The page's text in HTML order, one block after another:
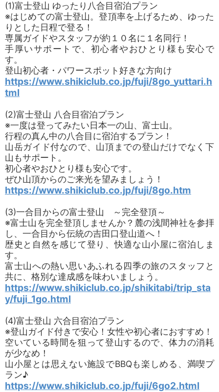
(1)富士登山 ゆったり八合目宿泊プラン
※はじめての富士登山。登頂率を上げるため、ゆった
りとした日程で登る！
専属ガイドやスタッフが約１０名に１名同行！
手厚いサポートで、初心者やおひとり様も安心で
す。
登山初心者・パワースポット好きな方向け
https://www.shikiclub.co.jp/fuji/8go_yuttari.h
tml
(2)富士登山 八合目宿泊プラン
※一度は登ってみたい日本一の山、富士山。
行程の真ん中の八合目に宿泊するプラン！
山岳ガイド付なので、山頂までの登山だけでなく下
山もサポート。
初心者やおひとり様も安心です。
ぜひ山頂からのご来光を望みましょう！
https://www.shikiclub.co.jp/fuji/8go.htm
(3)一合目からの富士登山 ～完全登頂～
※富士山を完全登頂しませんか？麓の浅間神社を参拝
し、一合目から伝統の吉田口登山道へ！
歴史と自然を感じて登り、快適な山小屋に宿泊しま
す。
富士山への熱い思いあふれる四季の旅のスタッフと
共に、格別な達成感を味わいましょう。
https://www.shikiclub.co.jp/shikitabi/trip_sta
y/fuji_1go.html
(4)富士登山 六合目宿泊プラン
※登山ガイド付きで安心！女性や初心者におすすめ！
空いている時間を狙って登山するので、体力の消耗
が少なめ！
山小屋とは思えない施設でBBQも楽しめる、満喫プ
ラン♪
https://www.shikiclub.co.jp/fuji/6go2.html